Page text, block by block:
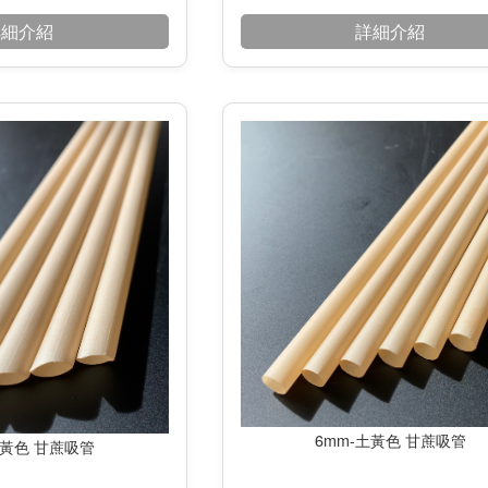
介紹 詳細介紹
色 甘蔗吸管 6mm-土黃色 甘蔗吸管